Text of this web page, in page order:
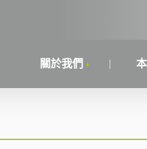
關於我們